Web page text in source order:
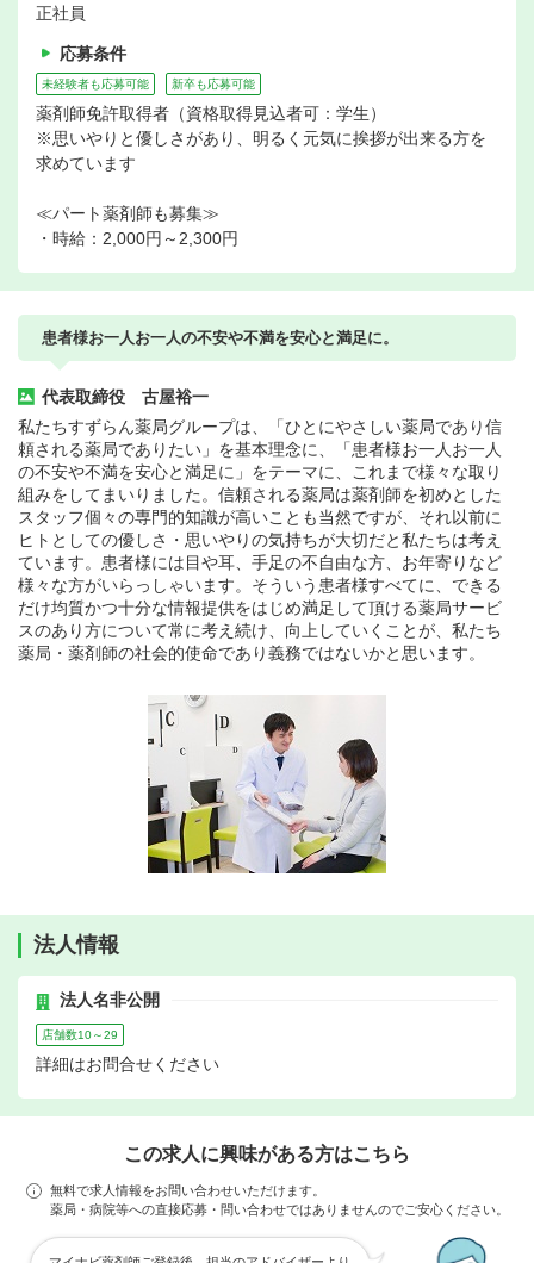
正社員
応募条件
未経験者も応募可能 新卒も応募可能
薬剤師免許取得者（資格取得見込者可：学生）
※思いやりと優しさがあり、明るく元気に挨拶が出来る方を
求めています
≪パート薬剤師も募集≫
・時給：2,000円～2,300円
患者様お一人お一人の不安や不満を安心と満足に。
代表取締役 古屋裕一
私たちすずらん薬局グループは、「ひとにやさしい薬局であり信
頼される薬局でありたい」を基本理念に、「患者様お一人お一人
の不安や不満を安心と満足に」をテーマに、これまで様々な取り
組みをしてまいりました。信頼される薬局は薬剤師を初めとした
スタッフ個々の専門的知識が高いことも当然ですが、それ以前に
ヒトとしての優しさ・思いやりの気持ちが大切だと私たちは考え
ています。患者様には目や耳、手足の不自由な方、お年寄りなど
様々な方がいらっしゃいます。そういう患者様すべてに、できる
だけ均質かつ十分な情報提供をはじめ満足して頂ける薬局サービ
スのあり方について常に考え続け、向上していくことが、私たち
薬局・薬剤師の社会的使命であり義務ではないかと思います。
法人情報
法人名非公開
店舗数10～29
詳細はお問合せください
この求人に興味がある方はこちら
無料で求人情報をお問い合わせいただけます。
薬局・病院等への直接応募・問い合わせではありませんのでご安心ください。